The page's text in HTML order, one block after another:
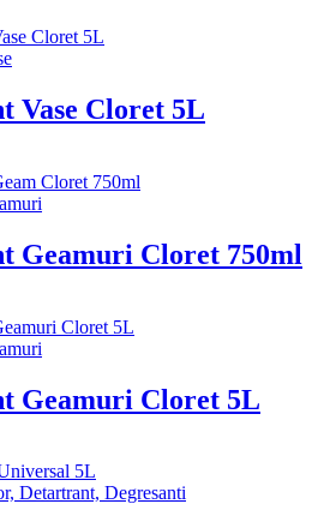
Vase Cloret 5L
Geamuri Cloret 750ml
Geamuri Cloret 5L
Detartrant, Degresanti